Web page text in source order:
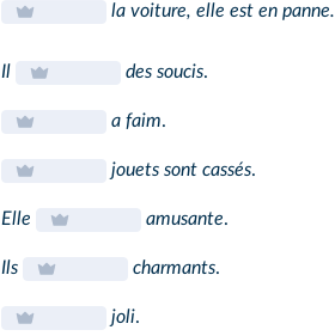
la voiture, elle est en panne.
Il des soucis.
a faim.
jouets sont cassés.
Elle amusante.
Ils charmants.
joli.